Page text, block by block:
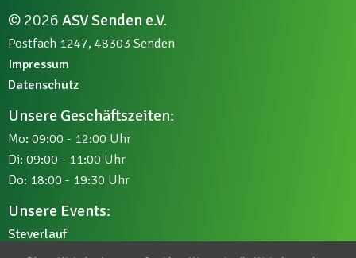
© 2026 ASV Senden e.V.
Postfach 1247, 48303 Senden
Impressum
Datenschutz
Unsere Geschäftszeiten:
Mo: 09:00 - 12:00 Uhr
Di: 09:00 - 11:00 Uhr
Do: 18:00 - 19:30 Uhr
Unsere Events:
Steverlauf
Kleinkinder-Sportfest